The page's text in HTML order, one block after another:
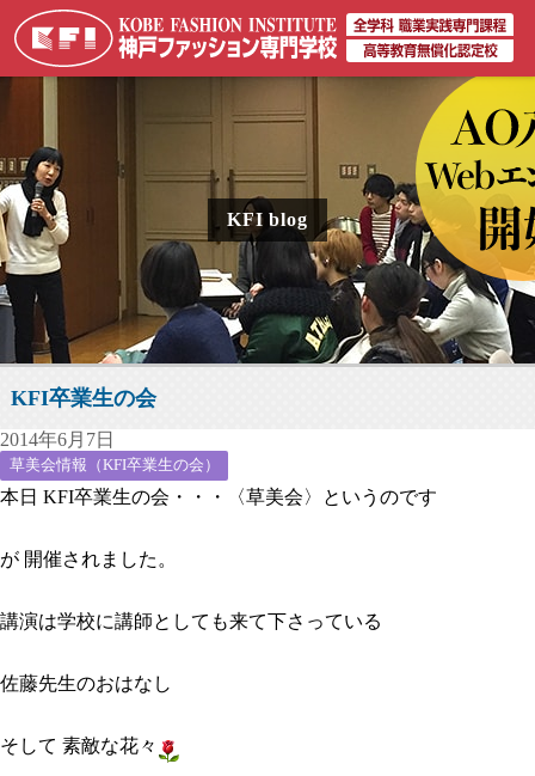
KFI blog
KFI卒業生の会
2014年6月7日
草美会情報（KFI卒業生の会）
本日 KFI卒業生の会・・・〈草美会〉というのです
が 開催されました。
講演は学校に講師としても来て下さっている
佐藤先生のおはなし
そして 素敵な花々